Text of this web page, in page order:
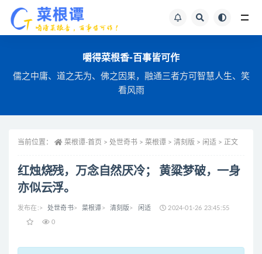
嚼得菜根香-百事皆可作
儒之中庸、道之无为、佛之因果，融通三者方可智慧人生、笑
看风雨
当前位置： 菜根谭-首页 > 处世奇书 > 菜根谭 > 清刻版 > 闲适 > 正文
红烛烧残，万念自然厌冷； 黄粱梦破，一身
亦似云浮。
发布在:> 处世奇书> 菜根谭 > 清刻版> 闲适 2024-01-26 23:45:55
0
全站文章搜索